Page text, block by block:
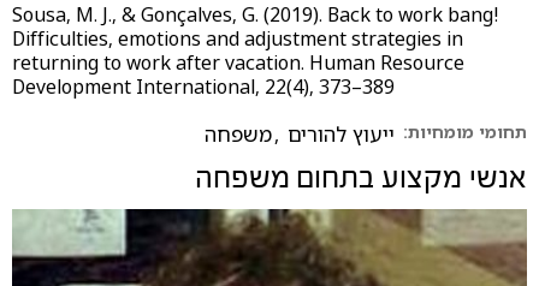
Sousa, M. J., & Gonçalves, G. (2019). Back to work bang!
Difficulties, emotions and adjustment strategies in
returning to work after vacation. Human Resource
Development International, 22(4), 373–389
תחומי מומחיות: ייעוץ להורים ,משפחה
אנשי מקצוע בתחום משפחה